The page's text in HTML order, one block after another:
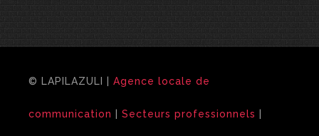
© LAPILAZULI | Agence locale de
communication Secteurs professionnels